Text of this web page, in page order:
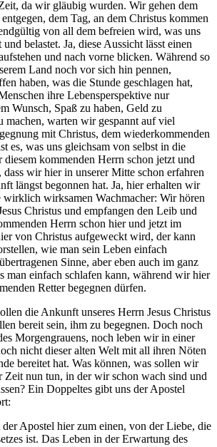
da wir gläubig wurden. Wir gehen dem
dem Tag, an dem Christus kommen
von all dem befreien wird, was uns
belastet. Ja, diese Aussicht lässt einen
und nach vorne blicken. Während so
Land noch vor sich hin pennen,
haben, was die Stunde geschlagen hat,
ihre Lebensperspektive nur
Wunsch, Spaß zu haben, Geld zu
machen, warten wir gespannt auf viel
mit Christus, dem wiederkommenden
es, was uns gleichsam von selbst in die
kommenden Herrn schon jetzt und
dass wir hier in unserer Mitte schon erfahren
längst begonnen hat. Ja, hier erhalten wir
wirklich wirksamen Wachmacher: Wir hören
Christus und empfangen den Leib und
Herrn schon hier und jetzt im
von Christus aufgeweckt wird, der kann
wie man sein Leben einfach
Sinne, aber eben auch im ganz
man einfach schlafen kann, während wir hier
Retter begegnen dürfen.
die Ankunft unseres Herrn Jesus Christus
bereit sein, ihm zu begegnen. Doch noch
Morgengrauens, noch leben wir in einer
nicht dieser alten Welt mit all ihren Nöten
bereitet hat. Was können, was sollen wir
Zeit nun tun, in der wir schon wach sind und
Ein Doppeltes gibt uns der Apostel
Apostel hier zum einen, von der Liebe, die
ist. Das Leben in der Erwartung des